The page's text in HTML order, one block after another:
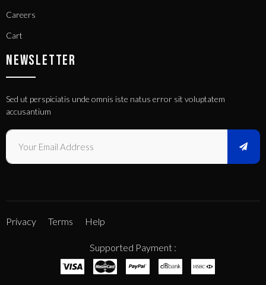
Careers
Cart
NEWSLETTER
Sed ut perspiciatis unde omnis iste natus error sit voluptatem
accusantium
Supported Payment :
Privacy Terms Help